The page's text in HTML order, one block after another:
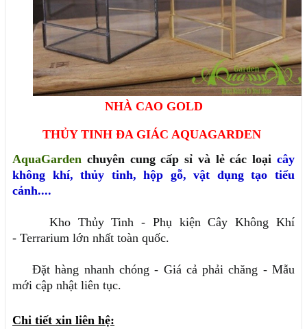
NHÀ CAO GOLD
THỦY TINH ĐA GIÁC AQUAGARDEN
AquaGarden chuyên cung cấp sỉ và lẻ các loại cây
không khí,thủy tinh,hộp gỗ,vật dụng tạo tiểu
cảnh....
Kho Thủy Tinh - Phụ kiện Cây Không Khí
- Terrarium lớn nhất toàn quốc.
Đặt hàng nhanh chóng - Giá cả phải chăng - Mẫu
mới cập nhật liên tục.
Chi tiết xin liên hệ: